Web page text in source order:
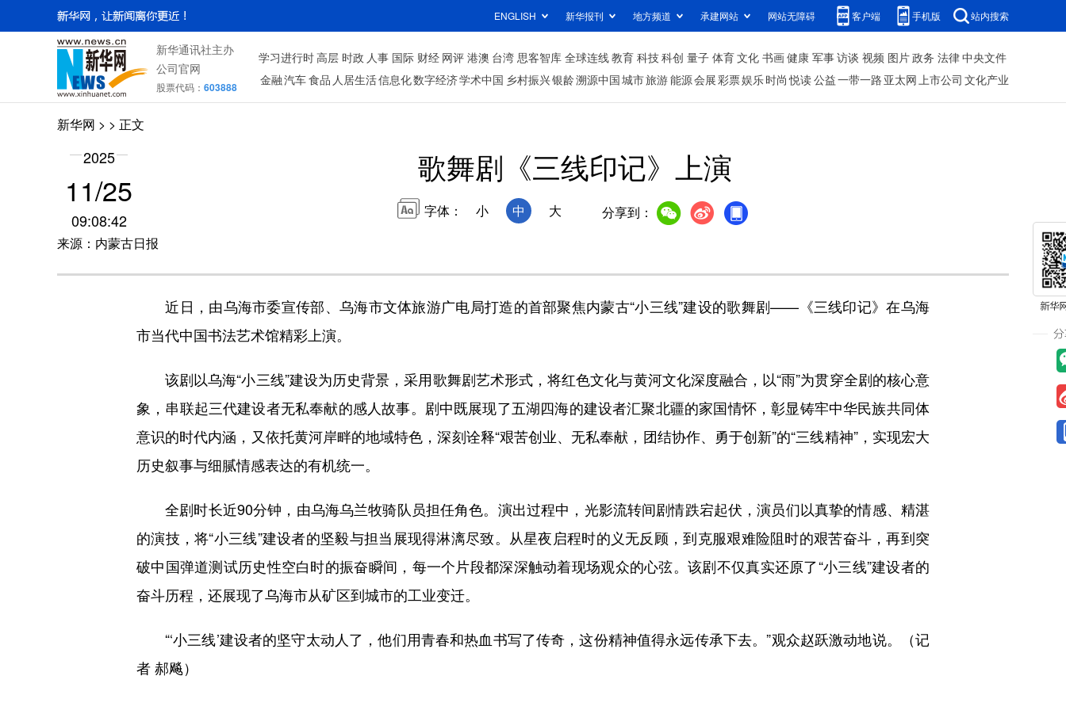
ENGLISH 新华报刊 地方频道 承建网站 网站无障碍 客户端 手机版 站内搜索
新华通讯社主办
公司官网
股票代码： 603888
学习进行时高层 时政 人事 国际 财经 网评 港澳 台湾 思客智库 全球连线教育 科技科创 量子 体育文化 书画健康 军事访谈 视频 图片政务 法律中央文件
金融汽车食品 人居生活信息化数字经济学术中国 乡村振兴银龄溯源中国城市旅游能源会展彩票娱乐时尚 悦读公益一带一路 亚太网上市公司 文化产业
新华网 > > 正文
2025
11/25
09:08:42
来源：内蒙古日报
歌舞剧《三线印记》上演
字体： 小 中 大 分享到：
近日，由乌海市委宣传部、乌海市文体旅游广电局打造的首部聚焦内蒙古“小三线”建设的歌舞剧——《三线印记》在乌海
市当代中国书法艺术馆精彩上演。
该剧以乌海“小三线”建设为历史背景，采用歌舞剧艺术形式，将红色文化与黄河文化深度融合，以“雨”为贯穿全剧的核心意
象，串联起三代建设者无私奉献的感人故事。剧中既展现了五湖四海的建设者汇聚北疆的家国情怀，彰显铸牢中华民族共同体
意识的时代内涵，又依托黄河岸畔的地域特色，深刻诠释“艰苦创业、无私奉献，团结协作、勇于创新”的“三线精神”，实现宏大
历史叙事与细腻情感表达的有机统一。
全剧时长近90分钟，由乌海乌兰牧骑队员担任角色。演出过程中，光影流转间剧情跌宕起伏，演员们以真挚的情感、精湛
的演技，将“小三线”建设者的坚毅与担当展现得淋漓尽致。从星夜启程时的义无反顾，到克服艰难险阻时的艰苦奋斗，再到突
破中国弹道测试历史性空白时的振奋瞬间，每一个片段都深深触动着现场观众的心弦。该剧不仅真实还原了“小三线”建设者的
奋斗历程，还展现了乌海市从矿区到城市的工业变迁。
“‘小三线’建设者的坚守太动人了，他们用青春和热血书写了传奇，这份精神值得永远传承下去。”观众赵跃激动地说。（记
者 郝飚）